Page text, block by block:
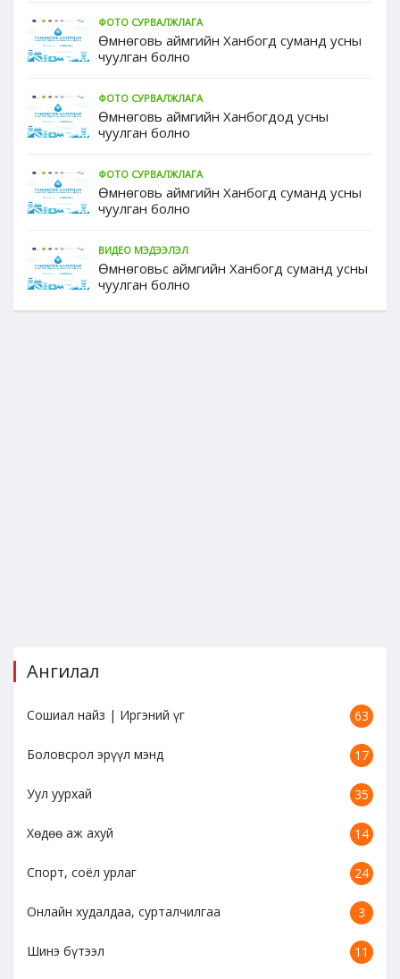
ФОТО СУРВАЛЖЛАГА
Өмнөговь аймгийн Ханбогд суманд усны
чуулган болно
ФОТО СУРВАЛЖЛАГА
Өмнөговь аймгийн Ханбогдод усны
чуулган болно
ФОТО СУРВАЛЖЛАГА
Өмнөговь аймгийн Ханбогд суманд усны
чуулган болно
ВИДЕО МЭДЭЭЛЭЛ
Өмнөговьс аймгийн Ханбогд суманд усны
чуулган болно
Ангилал
Сошиал найз | Иргэний үг 63
Боловсрол эрүүл мэнд 17
Уул уурхай 35
Хөдөө аж ахуй 14
Спорт, соёл урлаг 24
Онлайн худалдаа, сурталчилгаа 3
Шинэ бүтээл 11